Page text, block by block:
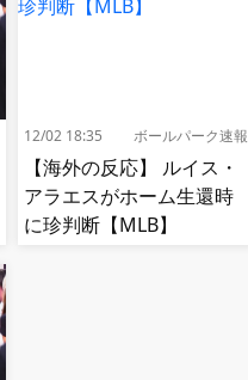
12/02 18:35 ボールパーク速報
【海外の反応】 ルイス・
アラエスがホーム生還時
に珍判断【MLB】